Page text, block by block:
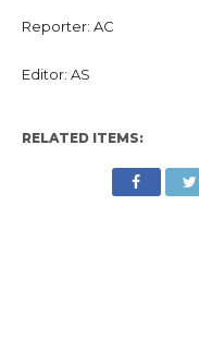
Reporter: AC
Editor: AS
RELATED ITEMS: